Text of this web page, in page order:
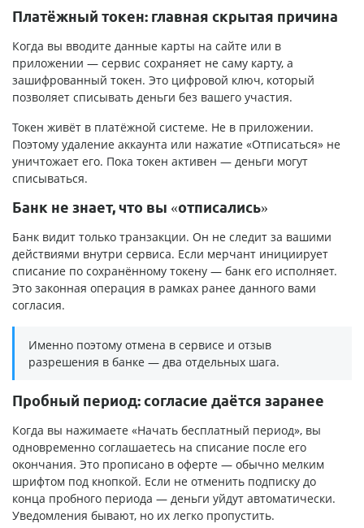
Платёжный токен: главная скрытая причина
Когда вы вводите данные карты на сайте или в
приложении — сервис сохраняет не саму карту, а
зашифрованный токен. Это цифровой ключ, который
позволяет списывать деньги без вашего участия.
Токен живёт в платёжной системе. Не в приложении.
Поэтому удаление аккаунта или нажатие «Отписаться» не
уничтожает его. Пока токен активен — деньги могут
списываться.
Банк не знает, что вы «отписались»
Банк видит только транзакции. Он не следит за вашими
действиями внутри сервиса. Если мерчант инициирует
списание по сохранённому токену — банк его исполняет.
Это законная операция в рамках ранее данного вами
согласия.
Именно поэтому отмена в сервисе и отзыв
разрешения в банке — два отдельных шага.
Пробный период: согласие даётся заранее
Когда вы нажимаете «Начать бесплатный период», вы
одновременно соглашаетесь на списание после его
окончания. Это прописано в оферте — обычно мелким
шрифтом под кнопкой. Если не отменить подписку до
конца пробного периода — деньги уйдут автоматически.
Уведомления бывают, но их легко пропустить.